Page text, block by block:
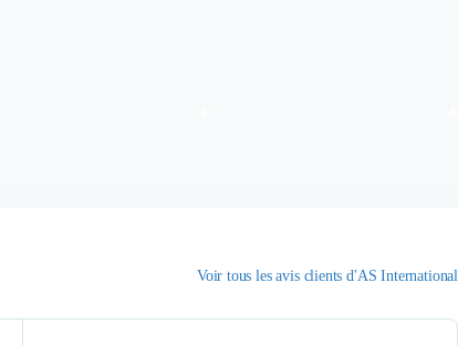
Voir tous les avis clients d'AS International